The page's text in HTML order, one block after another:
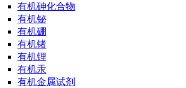
有机砷化合物
有机铋
有机硼
有机锗
有机锂
有机汞
有机金属试剂